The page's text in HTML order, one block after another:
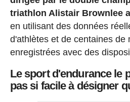
triathlon Alistair Brownlee
en utilisant des données
d'athlètes et de centaines de
enregistrées avec des
Le sport d'endurance le
pas si facile à désigner